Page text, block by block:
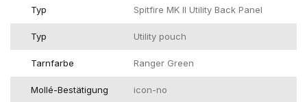
Typ Spitfire MK II Utility Back Panel
Typ Utility pouch
Tarnfarbe Ranger Green
Mollé-Bestätigung icon-no